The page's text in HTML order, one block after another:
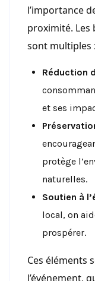
l’importance
proximité. Les
sont multiples :
Réduction
et ses
protège
naturelles.
Soutien à
local, on
prospérer.
Ces éléments
l’événement,